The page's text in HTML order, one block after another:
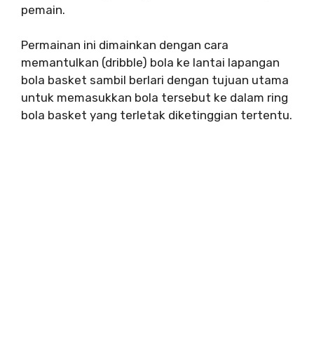
pemain.
Permainan ini dimainkan dengan cara
memantulkan (dribble) bola ke lantai lapangan
bola basket sambil berlari dengan tujuan utama
untuk memasukkan bola tersebut ke dalam ring
bola basket yang terletak diketinggian tertentu.